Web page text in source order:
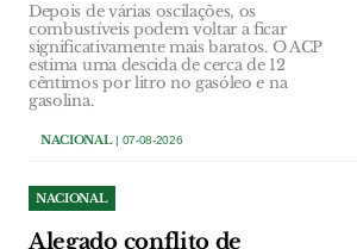
Depois de várias oscilações, os
combustíveis podem voltar a ficar
significativamente mais baratos. O ACP
estima uma descida de cerca de 12
cêntimos por litro no gasóleo e na
gasolina.
NACIONAL| 07-08-2026
NACIONAL
Alegado conflito de